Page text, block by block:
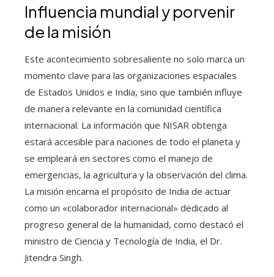
Influencia mundial y porvenir
de la misión
Este acontecimiento sobresaliente no solo marca un
momento clave para las organizaciones espaciales
de Estados Unidos e India, sino que también influye
de manera relevante en la comunidad científica
internacional. La información que NISAR obtenga
estará accesible para naciones de todo el planeta y
se empleará en sectores como el manejo de
emergencias, la agricultura y la observación del clima.
La misión encarna el propósito de India de actuar
como un «colaborador internacional» dedicado al
progreso general de la humanidad, como destacó el
ministro de Ciencia y Tecnología de India, el Dr.
Jitendra Singh.